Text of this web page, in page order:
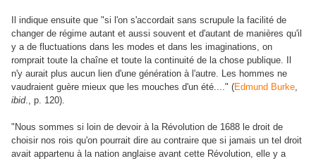
Il indique ensuite que "si l'on s'accordait sans scrupule la facilité de
changer de régime autant et aussi souvent et d'autant de manières qu'il
y a de fluctuations dans les modes et dans les imaginations, on
romprait toute la chaîne et toute la continuité de la chose publique. Il
n'y aurait plus aucun lien d'une génération à l'autre. Les hommes ne
vaudraient guère mieux que les mouches d'un été...." (Edmund Burke,
ibid., p. 120).
"Nous sommes si loin de devoir à la Révolution de 1688 le droit de
choisir nos rois qu'on pourrait dire au contraire que si jamais un tel droit
avait appartenu à la nation anglaise avant cette Révolution, elle y a